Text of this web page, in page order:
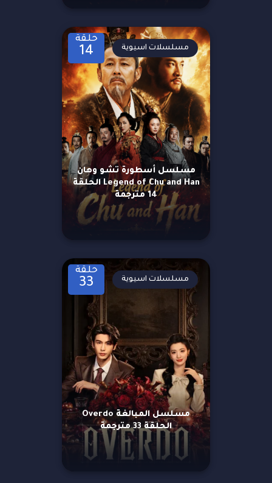
حلقة
14
مسلسل أسطورة تشو وهان
Legend of Chu and Han الحلقة
14 مترجمة
مسلسلات اسيوية
حلقة
33
مسلسل المبالغة Overdo
الحلقة 33 مترجمة
مسلسلات اسيوية